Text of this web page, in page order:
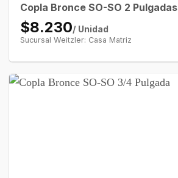
Copla Bronce SO-SO 2 Pulgadas
$8.230/ Unidad
Sucursal Weitzler: Casa Matriz